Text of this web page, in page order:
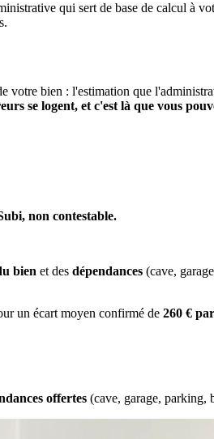
qui sert de base de calcul à
votre bien : l'estimation que
se logent, et c'est là que vous
non contestable.
bien et des dépendances (cave,
un écart moyen confirmé de 260 €
offertes (cave, garage, parking,